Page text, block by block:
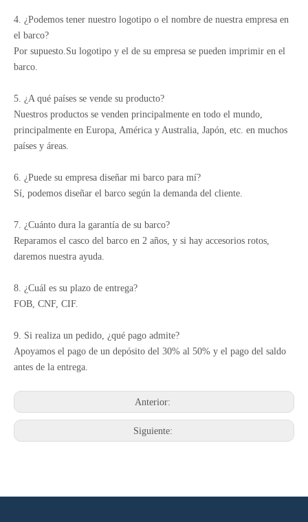
4. ¿Podemos tener nuestro logotipo o el nombre de nuestra empresa en
el barco?
Por supuesto.Su logotipo y el de su empresa se pueden imprimir en el
barco.
5. ¿A qué países se vende su producto?
Nuestros productos se venden principalmente en todo el mundo,
principalmente en Europa, América y Australia, Japón, etc. en muchos
países y áreas.
6. ¿Puede su empresa diseñar mi barco para mí?
Sí, podemos diseñar el barco según la demanda del cliente.
7. ¿Cuánto dura la garantía de su barco?
Reparamos el casco del barco en 2 años, y si hay accesorios rotos,
daremos nuestra ayuda.
8. ¿Cuál es su plazo de entrega?
FOB, CNF, CIF.
9. Si realiza un pedido, ¿qué pago admite?
Apoyamos el pago de un depósito del 30% al 50% y el pago del saldo
antes de la entrega.
Anterior:
Siguiente: